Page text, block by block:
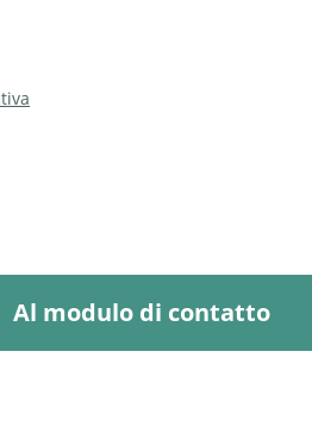
Al modulo di contatto